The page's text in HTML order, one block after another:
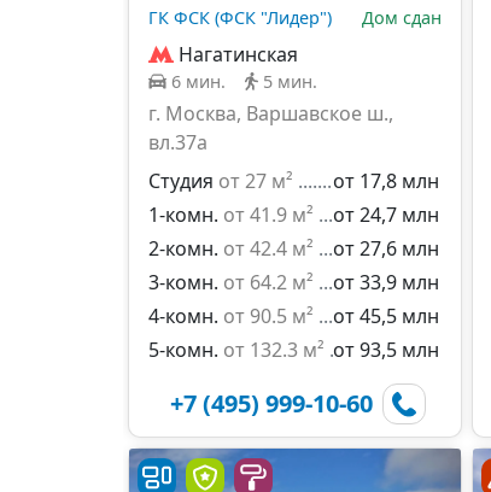
ГК ФСК (ФСК "Лидер") Дом сдан
Нагатинская
6 мин. 5 мин.
г. Москва, Варшавское ш.,
вл.37а
Студия от 27 м²
от 17,8 млн
1-комн. от 41.9 м²
от 24,7 млн
2-комн. от 42.4 м²
от 27,6 млн
3-комн. от 64.2 м²
от 33,9 млн
4-комн. от 90.5 м²
от 45,5 млн
5-комн. от 132.3 м² от 93,5 млн
+7 (495) 999-10-60